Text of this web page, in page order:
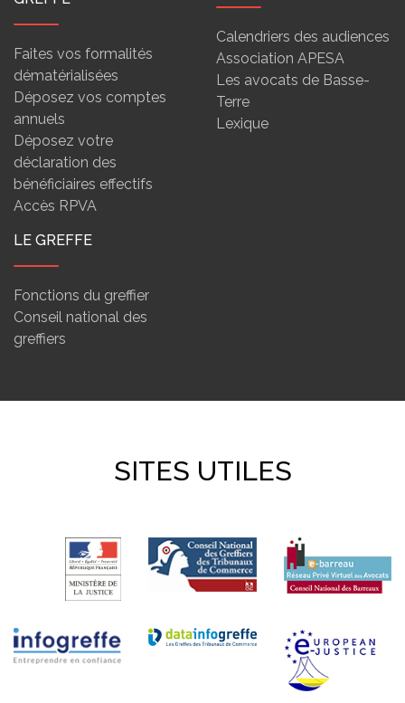
Faites vos formalités
dématérialisées
Déposez vos comptes
annuels
Déposez votre
déclaration des
bénéficiaires effectifs
Accès RPVA
Calendriers des audiences
Association APESA
Les avocats de Basse-
Terre
Lexique
LE GREFFE
Fonctions du greffier
Conseil national des
greffiers
SITES UTILES